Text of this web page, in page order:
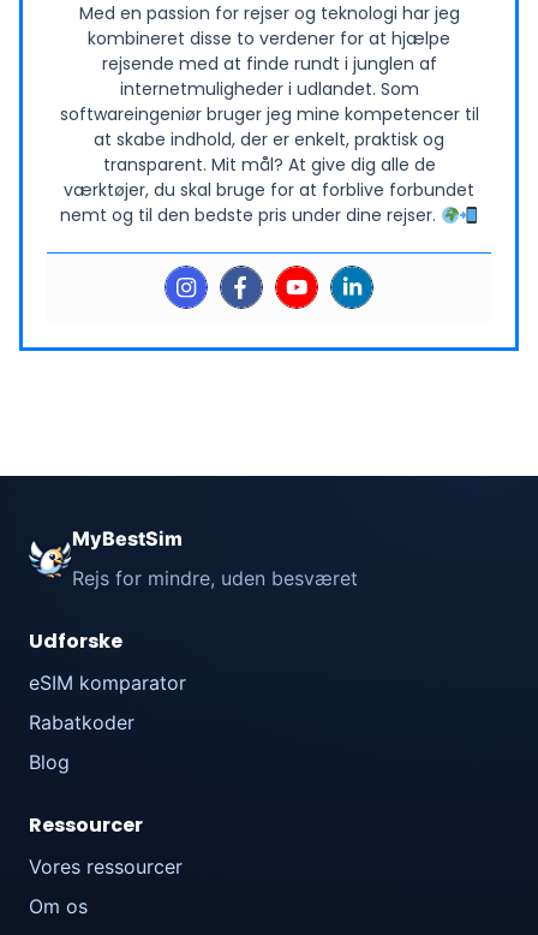
Med en passion for rejser og teknologi har jeg
kombineret disse to verdener for at hjælpe
rejsende med at finde rundt i junglen af
internetmuligheder i udlandet. Som
softwareingeniør bruger jeg mine kompetencer til
at skabe indhold, der er enkelt, praktisk og
transparent. Mit mål? At give dig alle de
værktøjer, du skal bruge for at forblive forbundet
nemt og til den bedste pris under dine rejser.
MyBestSim
Rejs for mindre, uden besværet
Udforske
eSIM komparator
Rabatkoder
Blog
Ressourcer
Vores ressourcer
Om os